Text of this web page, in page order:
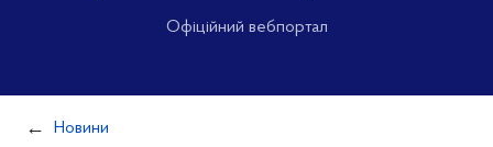
Офіційний вебпортал
Новини